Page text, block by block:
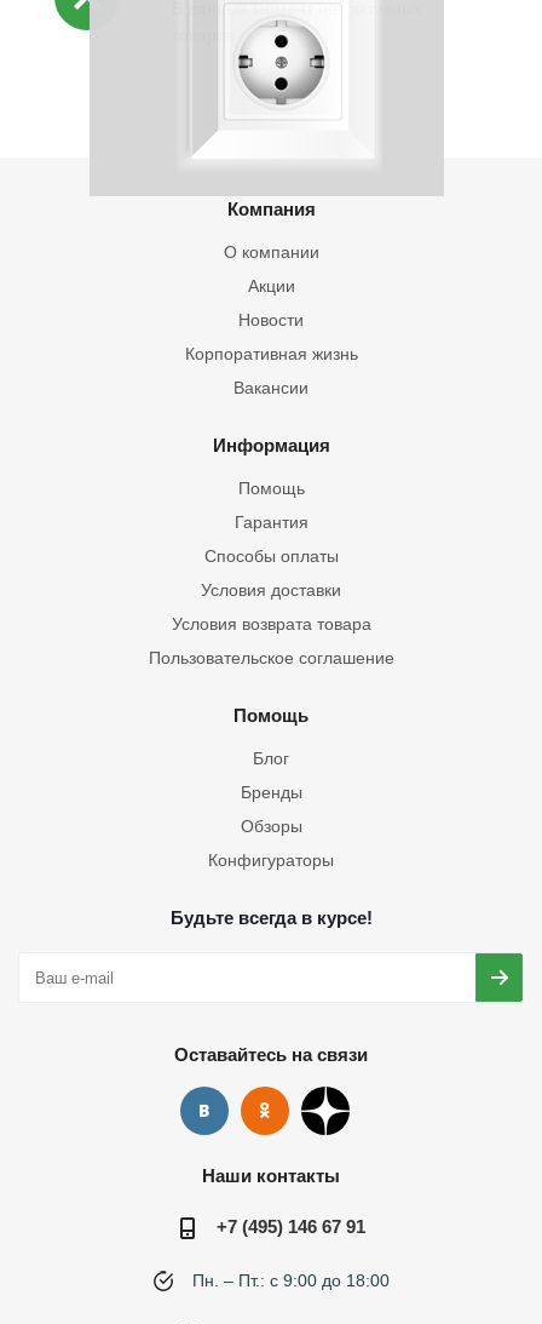
В данный момент нет активных
Компания
О компании
Акции
Новости
Корпоративная жизнь
Вакансии
Информация
Помощь
Гарантия
Способы оплаты
Условия доставки
Условия возврата товара
Пользовательское соглашение
Помощь
Блог
Бренды
Обзоры
Конфигураторы
Будьте всегда в курсе!
Оставайтесь на связи
Наши контакты
+7 (495) 146 67 91
Пн. – Пт.: с 9:00 до 18:00